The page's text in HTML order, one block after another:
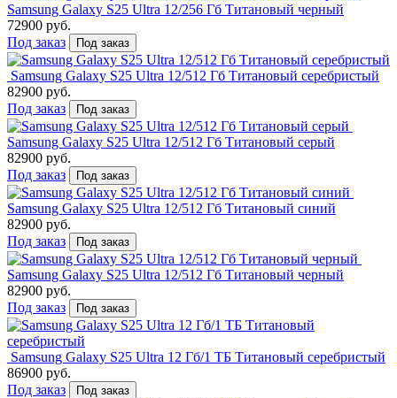
Samsung Galaxy S25 Ultra 12/256 Гб Титановый черный
72900 руб.
Под заказ
Под заказ
Samsung Galaxy S25 Ultra 12/512 Гб Титановый серебристый
82900 руб.
Под заказ
Под заказ
Samsung Galaxy S25 Ultra 12/512 Гб Титановый серый
82900 руб.
Под заказ
Под заказ
Samsung Galaxy S25 Ultra 12/512 Гб Титановый синий
82900 руб.
Под заказ
Под заказ
Samsung Galaxy S25 Ultra 12/512 Гб Титановый черный
82900 руб.
Под заказ
Под заказ
Samsung Galaxy S25 Ultra 12 Гб/1 ТБ Титановый серебристый
86900 руб.
Под заказ
Под заказ